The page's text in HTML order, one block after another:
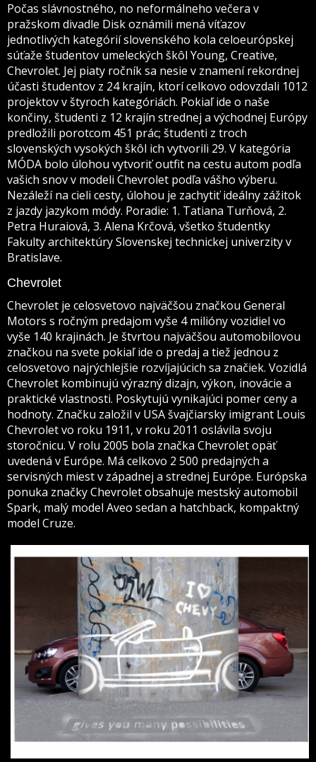
Počas slávnostného, no neformálneho večera v
pražskom divadle Disk oznámili mená víťazov
jednotlivých kategórií slovenského kola celoeurópskej
súťaže študentov umeleckých škôl Young, Creative,
Chevrolet. Jej piaty ročník sa nesie v znamení rekordnej
účasti študentov z 24 krajín, ktorí celkovo odovzdali 1012
projektov v štyroch kategóriách. Pokiaľ ide o naše
končiny, študenti z 12 krajín strednej a východnej Európy
predložili porotcom 451 prác; študenti z troch
slovenských vysokých škôl ich vytvorili 29. V kategória
MÓDA bolo úlohou vytvoriť outfit na cestu autom podľa
vašich snov v modeli Chevrolet podľa vášho výberu.
Nezáleží na cieli cesty, úlohou je zachytiť ideálny zážitok
z jazdy jazykom módy. Poradie: 1. Tatiana Turňová, 2.
Petra Huraiová, 3. Alena Krčová, všetko študentky
Fakulty architektúry Slovenskej technickej univerzity v
Bratislave.
Chevrolet
Chevrolet je celosvetovo najväčšou značkou General
Motors s ročným predajom vyše 4 milióny vozidiel vo
vyše 140 krajinách. Je štvrtou najväčšou automobilovou
značkou na svete pokiaľ ide o predaj a tiež jednou z
celosvetovo najrýchlejšie rozvíjajúcich sa značiek. Vozidlá
Chevrolet kombinujú výrazný dizajn, výkon, inovácie a
praktické vlastnosti. Poskytujú vynikajúci pomer ceny a
hodnoty. Značku založil v USA švajčiarsky imigrant Louis
Chevrolet vo roku 1911, v roku 2011 oslávila svoju
storočnicu. V rolu 2005 bola značka Chevrolet opäť
uvedená v Európe. Má celkovo 2 500 predajných a
servisných miest v západnej a strednej Európe. Európska
ponuka značky Chevrolet obsahuje mestský automobil
Spark, malý model Aveo sedan a hatchback, kompaktný
model Cruze.